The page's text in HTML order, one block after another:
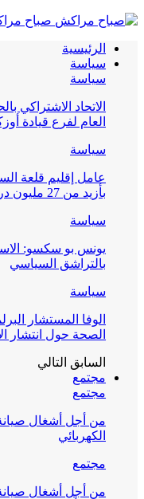
صباح
الرئيسية
سياسة
سياسة
الاتحاد الاشتراكي
العام لفرع قيادة
سياسة
عامل إقليم قلعة
بأزيد من 27 مليون درهم احتفاءً…
سياسة
يونس بو سكسو:
بالتراشق السياسي
سياسة
الوفا المستشار
الصحة حول انتشار
السابق التالي
مجتمع
مجتمع
من أجل أشغال صيانة
الكهربائي
مجتمع
من أجل أشغال